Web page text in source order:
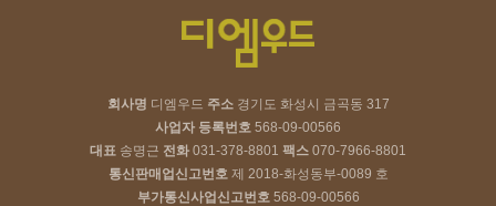
회사명 디엠우드 주소경기도 화성시 금곡동 317
사업자 등록번호 568-09-00566
대표 송명근 전화 031-378-8801 팩스 070-7966-8801
통신판매업신고번호제 2018-화성동부-0089 호
부가통신사업신고번호568-09-00566